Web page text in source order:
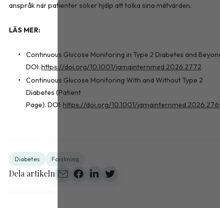
anspråk när patienter söker hjälp att tolka sina mätvärden.
LÄS MER:
Continuous Glucose Monitoring in Type 2 Diabetes and
DOI: https://doi.org/10.1001/jamainternmed.2026.2772
Continuous Glucose Monitoring With and Without Type 2
Diabetes (Patient
Page). DOI: https://doi.org/10.1001/
Diabetes Forskning
Dela artikeln